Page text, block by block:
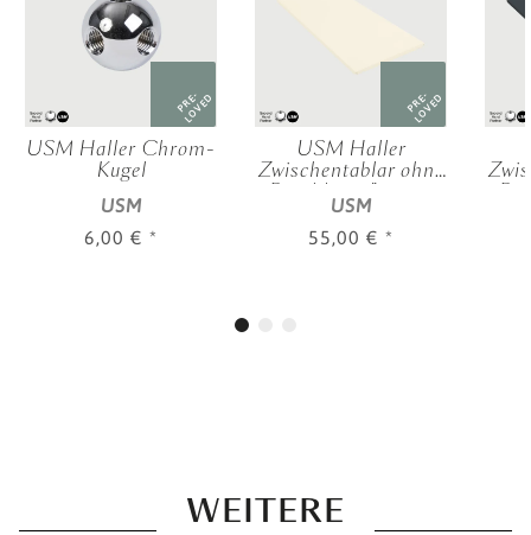
PRE-
LOVED
USM Haller Chrom-
Kugel
USM
6,00 € *
PRE-
LOVED
USM Haller
Zwischentablar ohne
Beschläge, "75x35
cm", Reinweiß
USM
55,00 € *
WEITERE